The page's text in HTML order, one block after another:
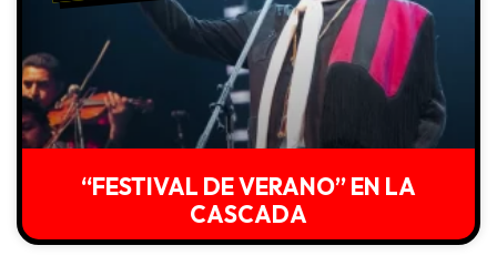
“FESTIVAL DE VERANO” EN LA
CASCADA